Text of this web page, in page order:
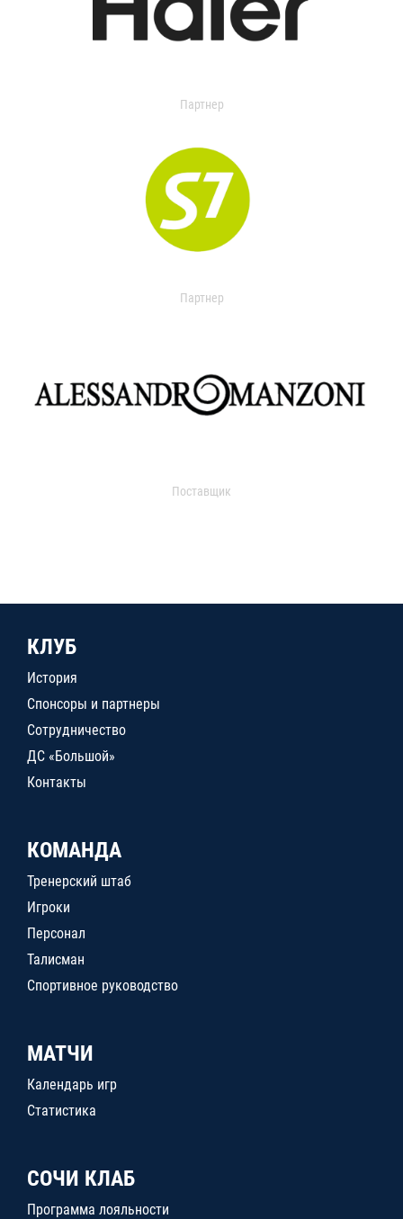
Партнер
Партнер
Поставщик
КЛУБ
История
Спонсоры и партнеры
Сотрудничество
ДС «Большой»
Контакты
КОМАНДА
Тренерский штаб
Игроки
Персонал
Талисман
Спортивное руководство
МАТЧИ
Календарь игр
Статистика
СОЧИ КЛАБ
Программа лояльности